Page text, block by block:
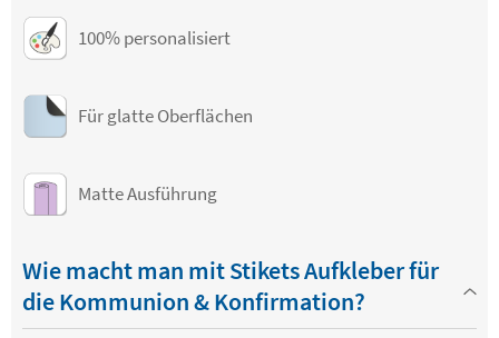
100% personalisiert
Für glatte Oberflächen
Matte Ausführung
Wie macht man mit Stikets Aufkleber für
die Kommunion & Konfirmation?